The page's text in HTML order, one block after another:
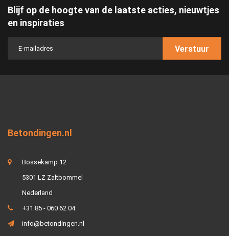
Blijf op de hoogte van de laatste acties, nieuwtjes
en inspiraties
Verstuur
Betondingen.nl
Bossekamp 12
5301 LZ Zaltbommel
Nederland
+31 85 - 060 62 04
info@betondingen.nl